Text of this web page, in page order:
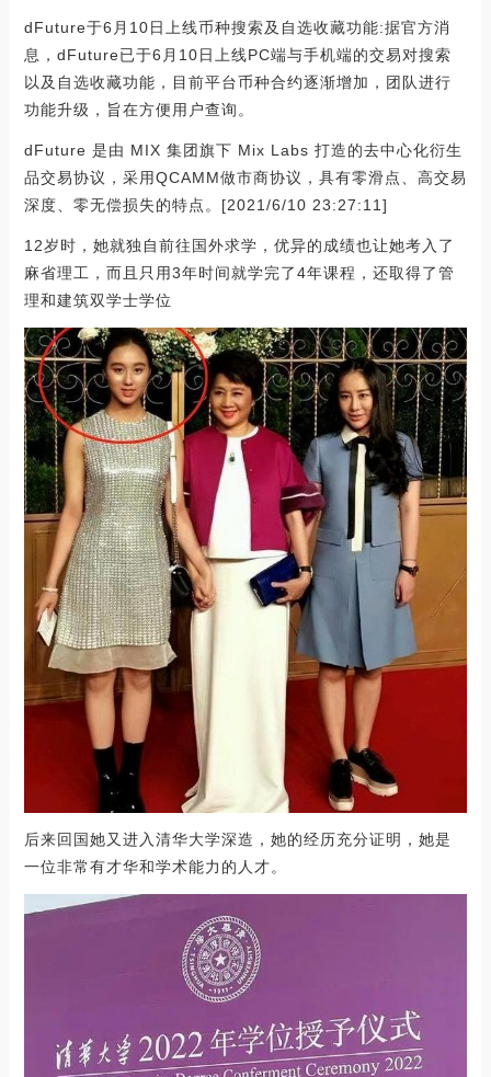
dFuture于6月10日上线币种搜索及自选收藏功能:据官方消
息，dFuture已于6月10日上线PC端与手机端的交易对搜索
以及自选收藏功能，目前平台币种合约逐渐增加，团队进行
功能升级，旨在方便用户查询。
dFuture 是由 MIX 集团旗下 Mix Labs 打造的去中心化衍生
品交易协议，采用QCAMM做市商协议，具有零滑点、高交易
深度、零无偿损失的特点。[2021/6/10 23:27:11]
12岁时，她就独自前往国外求学，优异的成绩也让她考入了
麻省理工，而且只用3年时间就学完了4年课程，还取得了管
理和建筑双学士学位
后来回国她又进入清华大学深造，她的经历充分证明，她是
一位非常有才华和学术能力的人才。